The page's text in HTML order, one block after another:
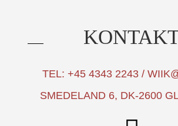
TEL: +45 4343 2243 /
SMEDELAND 6, DK-2600